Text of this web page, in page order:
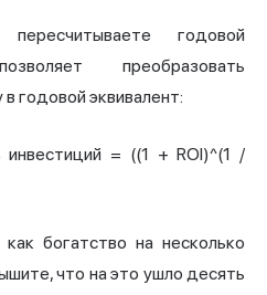
годовой
преобразовать
годовой эквивалент:
инвестиций = ((1 + ROI)^(1 /
богатство на несколько
что на это ушло десять